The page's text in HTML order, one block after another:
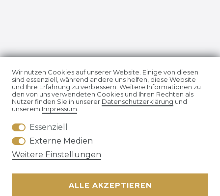
Impressum Daten­schutz­erklärung
AGB
Wir nutzen Cookies auf unserer Website. Einige von diesen
sind essenziell, während andere uns helfen, diese Website
und Ihre Erfahrung zu verbessern. Weitere Informationen zu
den von uns verwendeten Cookies und Ihren Rechten als
Nutzer finden Sie in unserer Daten­schutz­erklärung und
unserem Impressum.
Essenziell
Externe Medien
Weitere Einstellungen
ALLE AKZEPTIEREN